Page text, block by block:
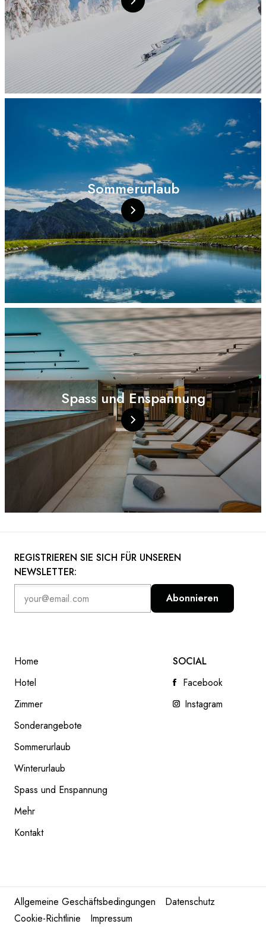
Sommerurlaub
Spass und Enspannung
REGISTRIEREN SIE SICH FÜR UNSEREN
NEWSLETTER:
Abonnieren
Home
Hotel
Zimmer
Sonderangebote
Sommerurlaub
Winterurlaub
Spass und Enspannung
Mehr
Kontakt
SOCIAL
Facebook
Instagram
Allgemeine Geschäftsbedingungen
Datenschutz
Cookie-Richtlinie
Impressum